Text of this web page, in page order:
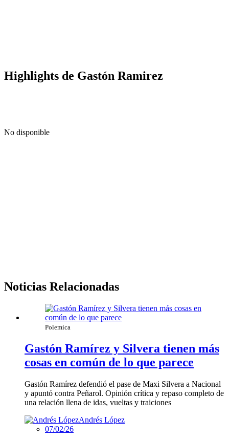
Highlights de Gastón Ramirez
No disponible
Noticias Relacionadas
Polemica
Gastón Ramírez y Silvera tienen más
cosas en común de lo que parece
Gastón Ramírez defendió el pase de Maxi Silvera a Nacional
y apuntó contra Peñarol. Opinión crítica y repaso completo de
una relación llena de idas, vueltas y traiciones
Andrés López
07/02/26